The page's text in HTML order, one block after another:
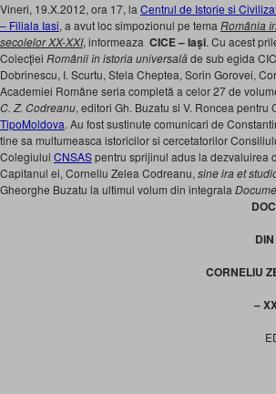
Vineri, 19.X.2012, ora 17, la Centrul de Istorie si
– Filiala Iasi, a avut loc simpozionul pe tema România
secolelor XX-XXI, informeaza CICE – Iaşi. Cu acest
Colecţiei Românii în istoria universalăde sub egida
Dobrinescu, I. Scurtu, Stela Cheptea, Sorin Gorovei,
Academiei Române seria completă a celor 27 de
C. Z. Codreanu, editori Gh. Buzatu si V. Roncea
TipoMoldova. Au fost sustinute comunicari de
tine sa multumeasca istoricilor si cercetatorilor
Colegiului CNSASpentru sprijinul adus la dezvaluirea
Capitanul ei, Corneliu Zelea Codreanu, sine ira et
Gheorghe Buzatu la ultimul volum din integrala
CORNELIU
–